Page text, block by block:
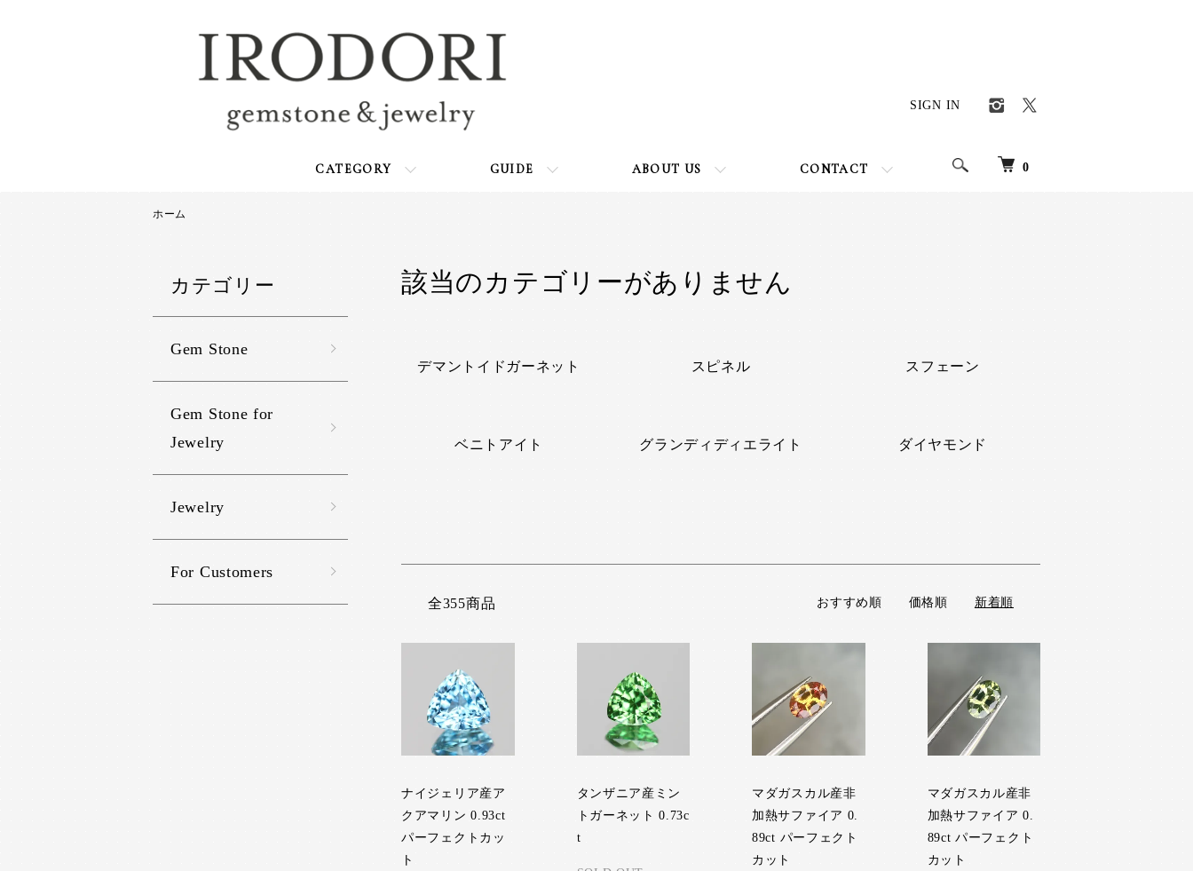
0
CATEGORY GUIDE ABOUT US CONTACT
SIGN IN
ホーム
該当のカテゴリーがありません
デマントイドガーネット スピネル スフェーン
ベニトアイト グランディディエライト ダイヤモンド
全355商品 おすすめ順 価格順 新着順
ナイジェリア産ア
クアマリン 0.93ct
パーフェクトカッ
ト
タンザニア産ミン
トガーネット 0.73c
t
マダガスカル産非
加熱サファイア 0.
89ct パーフェクト
カット
マダガスカル産非
加熱サファイア 0.
89ct パーフェクト
カット
カテゴリー
Gem Stone
Gem Stone for
Jewelry
Jewelry
For Customers